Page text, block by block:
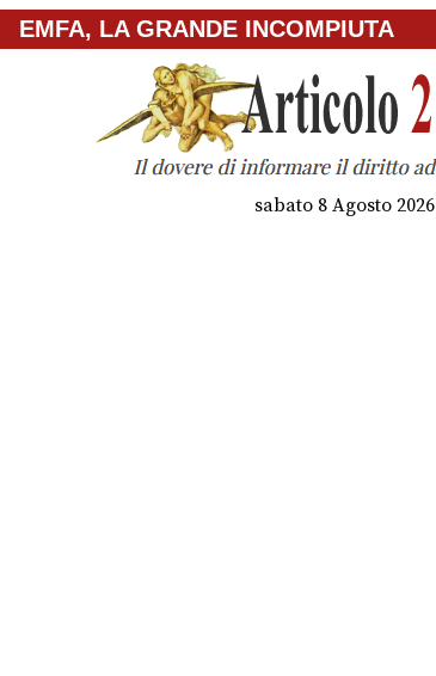
EMFA, LA GRANDE INCOMPIUTA
sabato 8 Agosto 2026